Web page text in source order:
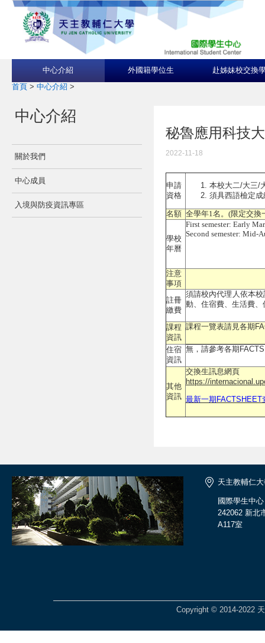
中心介紹 外國籍學位生 赴姊妹校交換
首頁 > 中心介紹 >
中心介紹
關於我們
中心成員
入境與防疫資訊專區
秘魯應用科技
2022-11-18
申請
資格
本校大二/大三/
須具西語檢定成
名額 全學年1名。(限定交換
學校
年曆
First semester: Early
Second semester: Mid-
注意
事項
註冊
繳費
須請校內代理人依本
動、住宿費、生活費
課程
資訊
課程一覽表請見各期
住宿
資訊
無，請參考各期
其他
資訊
交換生訊息網頁
https://
最新一期FACTSHEET
天主教輔仁
國際學生中心
242062 新北
A117室
Copyright © 2014-2022